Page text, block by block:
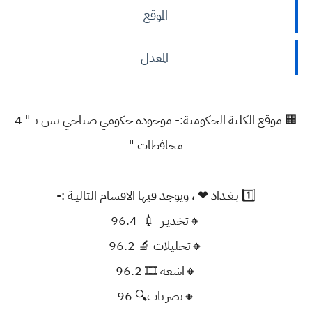
الموقع
المعدل
🏢 موقع الكلية الحكومية:- موجوده حكومي صباحي بس بـ " 4
محافظات "
1️⃣ بـغـداد ❤ ، ويوجد فيها الاقسام التاليـة :-
🔸تخديـر 💉 96.4
🔸تحليلات 🔬 96.2
🔸اشعة 🎞 96.2
🔸بصريات🔍 96